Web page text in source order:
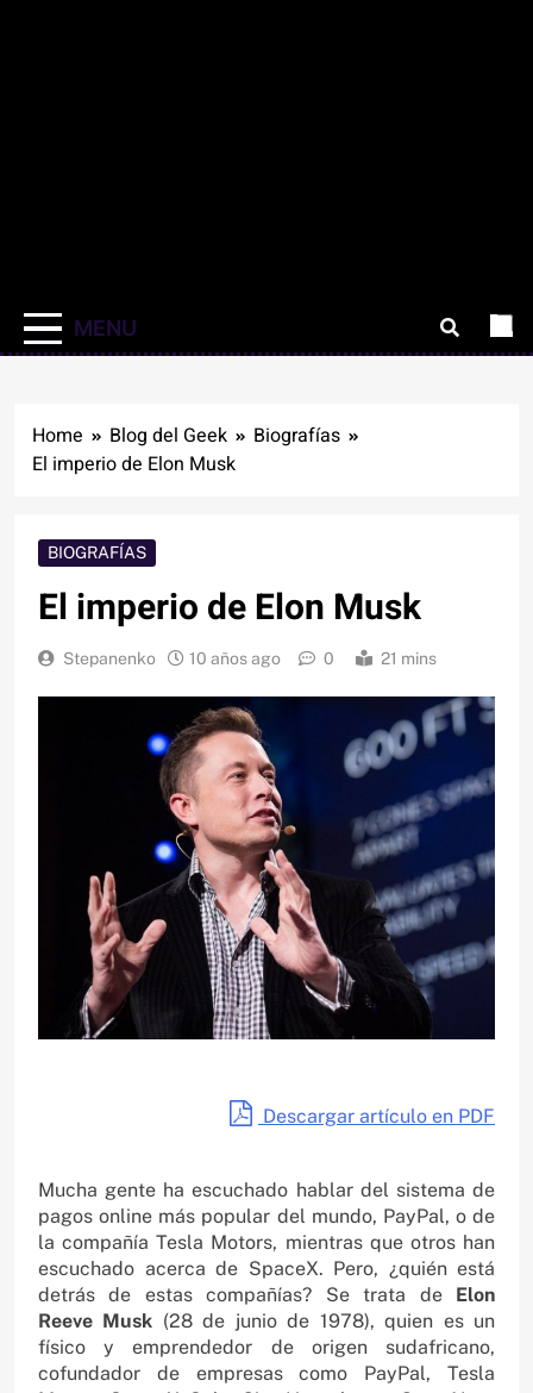
MENU
Home Blog del Geek
Biografías
El imperio de Elon Musk
BIOGRAFÍAS
El imperio de Elon Musk
Stepanenko 10 años ago 0 21 mins
Descargar artículo en PDF
Mucha gente ha escuchado hablar del sistema de
pagos online más popular del mundo, PayPal, o de
la compañía Tesla Motors, mientras que otros han
escuchado acerca de SpaceX. Pero, ¿quién está
detrás de estas compañías? Se trata de Elon
Reeve Musk (28 de junio de 1978), quien es un
físico y emprendedor de origen sudafricano,
cofundador de empresas como PayPal, Tesla